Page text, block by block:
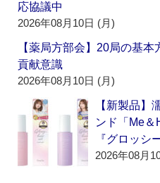
応協議中
2026年08月10日 (月)
【薬局方部会】20局の基
貢献意識
2026年08月10日 (月)
【新製品】
ンド「Me＆
『グロッシ
2026年08月